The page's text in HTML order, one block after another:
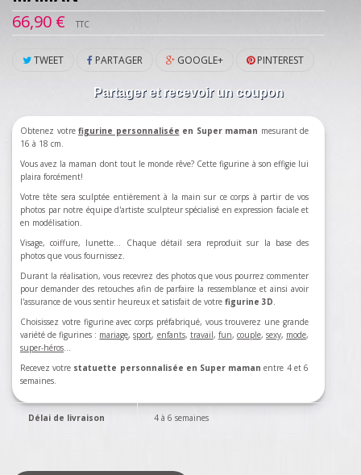
66,90 €
TTC
TWEET PARTAGER GOOGLE+ PINTEREST
Partager et recevoir un coupon
Obtenez votre figurine personnalisée en Super maman mesurant de
16 à 18 cm.
Vous avez la maman dont tout le monde rêve? Cette figurine à son effigie lui
plaira forcément!
Votre tête sera sculptée entièrement à la main sur ce corps à partir de vos
photos par notre équipe d'artiste sculpteur spécialisé en expression faciale et
en modélisation.
Visage, coiffure, lunette... Chaque détail sera reproduit sur la base des
photos que vous fournissez.
Durant la réalisation, vous recevrez des photos que vous pourrez commenter
pour demander des retouches afin de parfaire la ressemblance et ainsi avoir
l'assurance de vous sentir heureux et satisfait de votre figurine 3D.
Choisissez votre figurine avec corps préfabriqué, vous trouverez une grande
variété de figurines : mariage,sport, enfants, travail, fun, couple, sexy, mode,
super-héros…
Recevez votre statuette personnalisée en Super mamanentre 4 et 6
semaines.
Délai de livraison 4 à 6 semaines